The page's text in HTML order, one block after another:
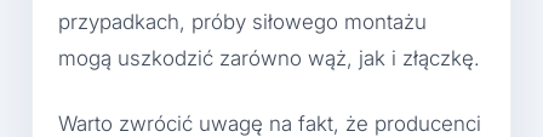
przypadkach, próby siłowego montażu
mogą uszkodzić zarówno wąż, jak i złączkę.
Warto zwrócić uwagę na fakt, że producenci